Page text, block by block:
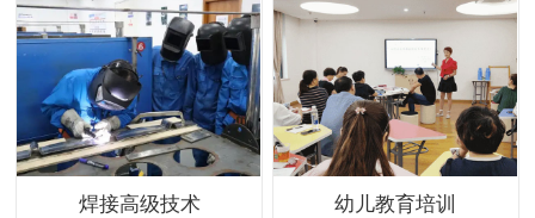
焊接高级技术 幼儿教育培训